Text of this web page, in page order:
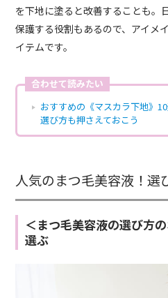
を下地に塗ると改善することも。
保護する役割もあるので、アイメ
イテムです。
合わせて読みたい
おすすめの《マスカラ下地》
選び方も押さえておこう
人気のまつ毛美容液！選
＜まつ毛美容液の選び方
選ぶ